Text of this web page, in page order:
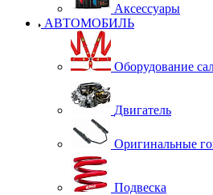
Аксессуары
АВТОМОБИЛЬ
Оборудование
Двигатель
Оригинальные
Подвеска